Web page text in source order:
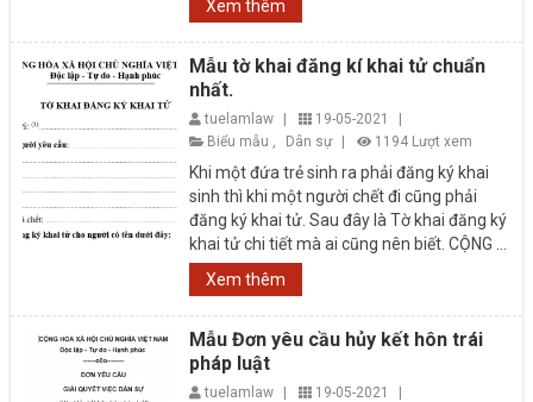
Xem thêm
Mẫu tờ khai đăng kí khai tử chuẩn
nhất.
tuelamlaw | 19-05-2021
|
Biểu mẫu
Dân sự | 1194 Lượt xem
Khi một đứa trẻ sinh ra phải đăng ký khai
sinh thì khi một người chết đi cũng phải
đăng ký khai tử. Sau đây là Tờ khai đăng ký
khai tử chi tiết mà ai cũng nên biết. CỘNG ...
Xem thêm
Mẫu Đơn yêu cầu hủy kết hôn trái
pháp luật
tuelamlaw | 19-05-2021
|